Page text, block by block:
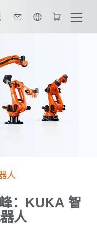
客户案例 Software
人
：KUKA 智
人